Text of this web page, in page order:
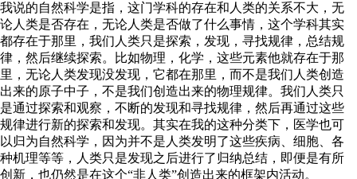
我说的自然科学是指，这门学科的存在和人类的关系不大，无
论人类是否存在，无论人类是否做了什么事情，这个学科其实
都存在于那里，我们人类只是探索，发现，寻找规律，总结规
律，然后继续探索。比如物理，化学，这些元素他就存在于那
里，无论人类发现没发现，它都在那里，而不是我们人类创造
出来的原子中子，不是我们创造出来的物理规律。我们人类只
是通过探索和观察，不断的发现和寻找规律，然后再通过这些
规律进行新的探索和发现。其实在我的这种分类下，医学也可
以归为自然科学，因为并不是人类发明了这些疾病、细胞、各
种机理等等，人类只是发现之后进行了归纳总结，即便是有所
创新，也仍然是在这个“非人类”创造出来的框架内活动。